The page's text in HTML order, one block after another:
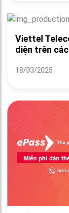
Viettel
diện trên
18/03/2025